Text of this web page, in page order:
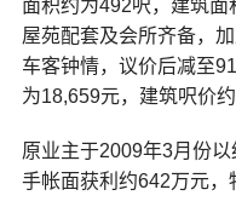
面积约为492呎，建筑
屋苑配套及会所齐备，
车客钟情，议价后减至
为18,659元，建筑呎价约
原业主于2009年3月份
手帐面获利约642万元，